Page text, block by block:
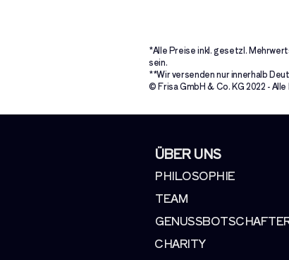
*Alle Preise inkl. gesetzl.
sein.
**Wir versenden nur innerhalb
© Frisa GmbH & Co. KG 2022 -
ÜBER UNS
PHILOSOPHIE
TEAM
CHARITY